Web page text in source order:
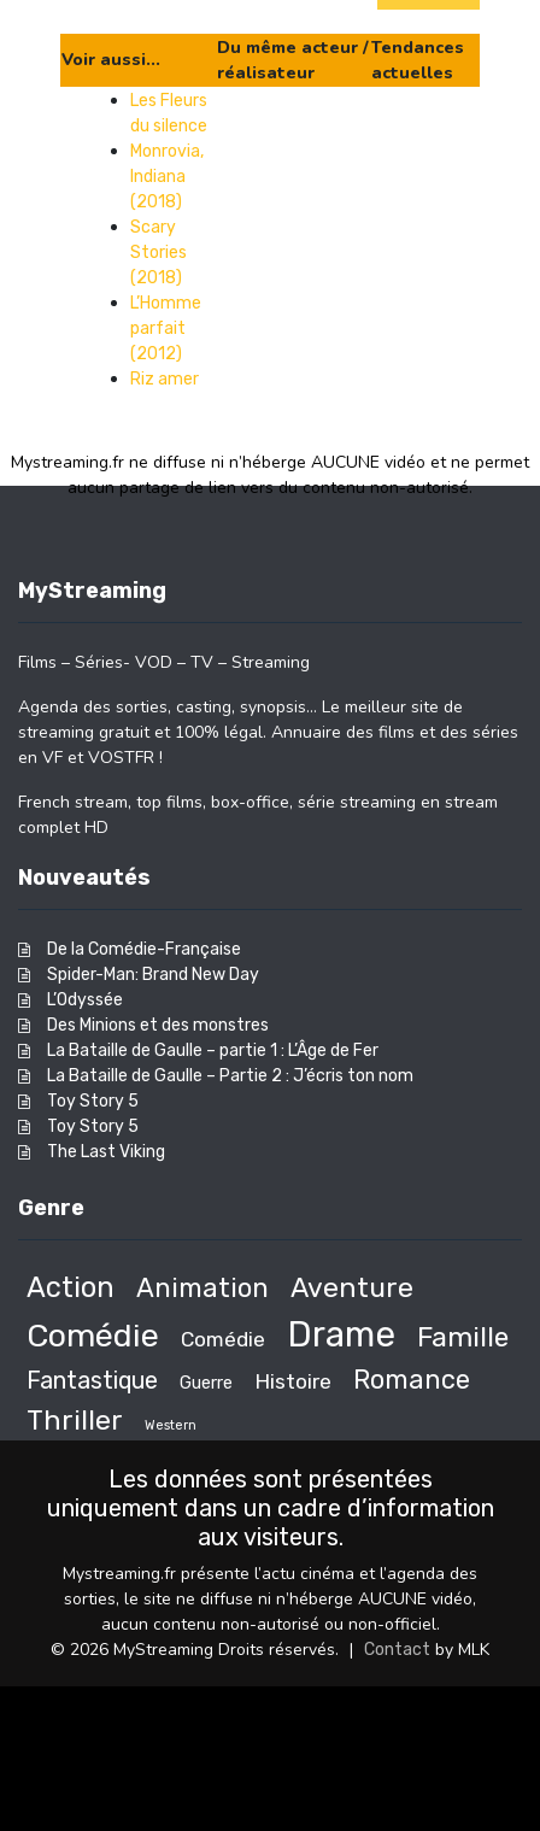
Voir aussi...
Du même acteur /
réalisateur
Tendances
actuelles
Les Fleurs
du silence
Monrovia,
Indiana
(2018)
Scary
Stories
(2018)
L’Homme
parfait
(2012)
Riz amer
Mystreaming.fr ne diffuse ni n’héberge AUCUNE vidéo et ne permet
aucun partage de lien vers du contenu non-autorisé.
MyStreaming
Films – Séries- VOD – TV – Streaming
Agenda des sorties, casting, synopsis… Le meilleur site de
streaming gratuit et 100% légal. Annuaire des films et des séries
en VF et VOSTFR !
French stream, top films, box-office, série streaming en stream
complet HD
Nouveautés
De la Comédie-Française
Spider-Man: Brand New Day
L’Odyssée
Des Minions et des monstres
La Bataille de Gaulle – partie 1 : L’Âge de Fer
La Bataille de Gaulle – Partie 2 : J’écris ton nom
Toy Story 5
Toy Story 5
The Last Viking
Genre
Action Animation Aventure
Comédie Comédie Drame Famille
Fantastique Guerre Histoire Romance
Thriller Western
Les données sont présentées
uniquement dans un cadre d’information
aux visiteurs.
Mystreaming.fr présente l’actu cinéma et l’agenda des
sorties, le site ne diffuse ni n’héberge AUCUNE vidéo,
aucun contenu non-autorisé ou non-officiel.
© 2026 MyStreaming Droits réservés. | Contact by MLK